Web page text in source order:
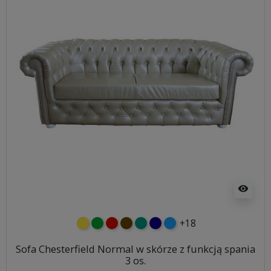
visibility
żółtyzielonyczerwony
czekoladowy
turkusowy
granatowy
niebieski
+18
Sofa Chesterfield Normal w skórze z funkcją spania
3 os.